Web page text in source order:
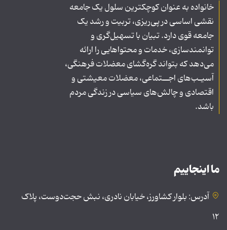
خانواده به عنوان کوچکترین سلول یک جامعه
نقشی اساسی در پی‌ریزی، تربیت و رشد یک
جامعه قوی دارد. تبیان با تسهیل‌گری و
توانمندسازی، خدمات و محتواهایی را ارائه
می‌دهد که بتواند گره‌گشای معضلات فرهنگی،
آسیـب‌های اجــتماعی، معضلات معیشتی و
اقتصادی و چالش‌های سیاسی در زندگی مردم
باشد.
ما اینجاییم
آدرس: بلوار کشاورز، خیابان نادری، نبش حجت‌دوست، پلاک
۱۲